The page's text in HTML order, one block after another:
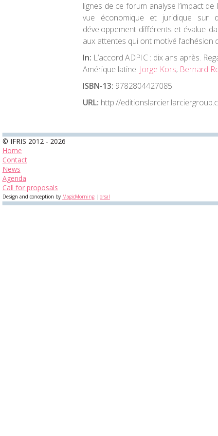
lignes de ce forum analyse l’impact
vue économique et juridique sur
développement différents et évalue
aux attentes qui ont motivé l’adhésion
In: L’accord ADPIC : dix ans après.
Amérique latine. Jorge Kors, Bernard
ISBN-13: 9782804427085
URL: http://
© IFRIS 2012 - 2026
Home
Contact
News
Agenda
Call for proposals
Design and conception by MagicMorning | orsal